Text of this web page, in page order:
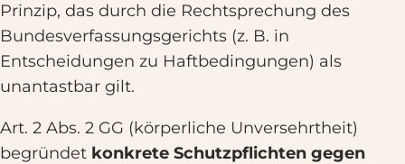
Prinzip, das durch die Rechtsprechung des
Bundesverfassungsgerichts (z. B. in
Entscheidungen zu Haftbedingungen) als
unantastbar gilt.
Art. 2 Abs. 2 GG (körperliche Unversehrtheit)
begründet konkrete Schutzpflichten gegen